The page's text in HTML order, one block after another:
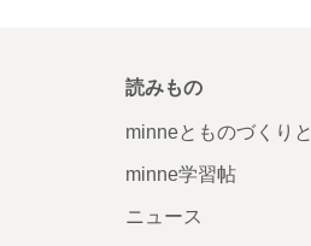
読みもの
minneとものづくりと
minne学習帖
ニュース